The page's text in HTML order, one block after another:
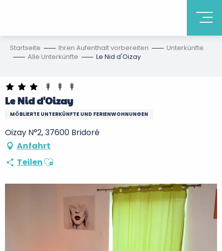
Startseite Ihren Aufenthalt vorbereiten
Unterkünfte
Alle Unterkünfte
Le Nid d'Oizay
Le Nid d'Oizay
MÖBLIERTE UNTERKÜNFTE UND FERIENWOHNUNGEN
Oizay N°2, 37600 Bridoré
Anfahrt
TeilenAjouter aux favoris